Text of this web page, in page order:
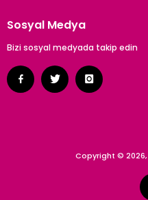
Sosyal Medya
Bizi sosyal medyada takip edin
Copyright © 2026,